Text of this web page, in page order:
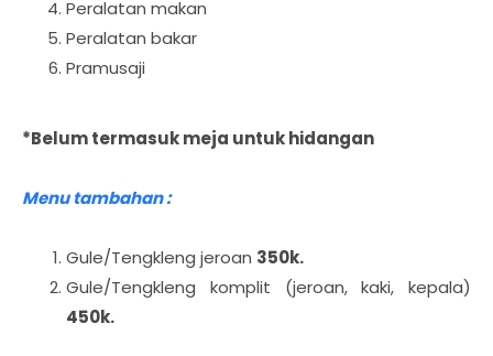
Peralatan makan
Peralatan bakar
Pramusaji
*Belum termasuk meja untuk hidangan
Menu tambahan :
Gule/Tengkleng jeroan 350k.
Gule/Tengkleng komplit (jeroan, kaki, kepala)
450k.